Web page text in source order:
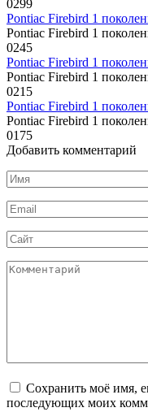
0299
Pontiac Firebird 1
Pontiac Firebird 1
0245
Pontiac Firebird 1
Pontiac Firebird 1
0215
Pontiac Firebird 1
Pontiac Firebird 1
0175
Добавить комментарий
Имя
*
Email
*
Сайт
Комментарий
Сохранить моё имя,
последующих моих